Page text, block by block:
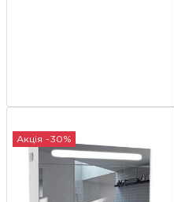
Акція -30%